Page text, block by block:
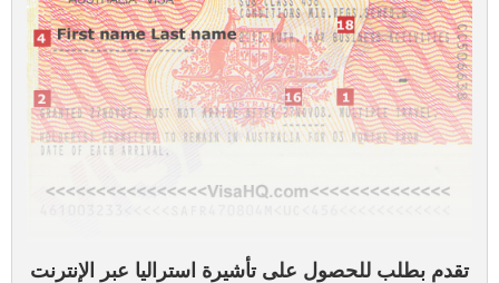
تقدم بطلب للحصول على تأشيرة استراليا عبر الإنترنت